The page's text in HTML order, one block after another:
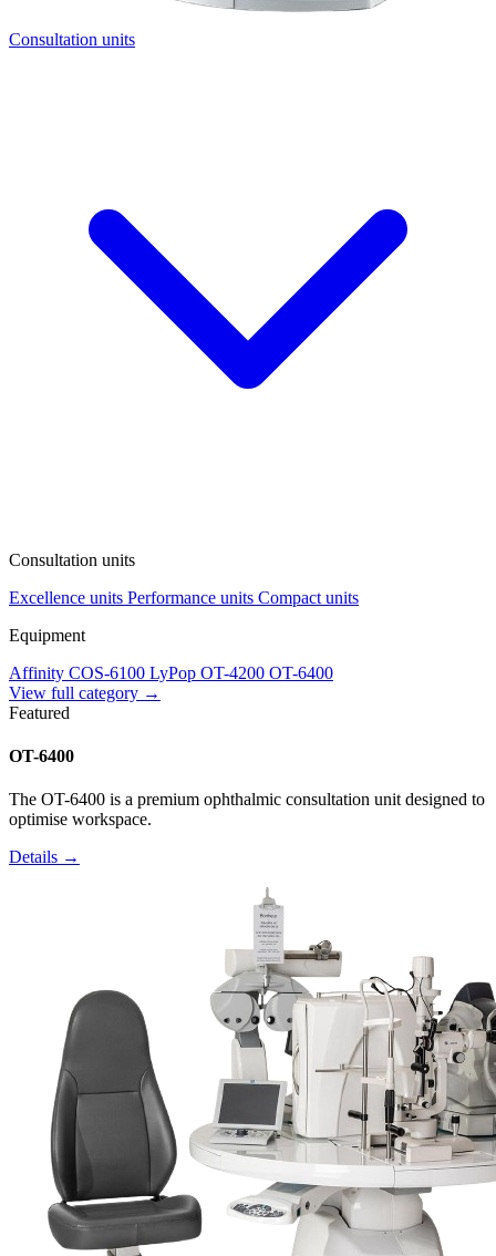
Consultation units
Consultation units
Excellence units Performance units Compact units
Equipment
Affinity COS-6100 LyPop OT-4200 OT-6400
View full category →
Featured
OT-6400
The OT-6400 is a premium ophthalmic consultation unit designed to
optimise workspace.
Details →